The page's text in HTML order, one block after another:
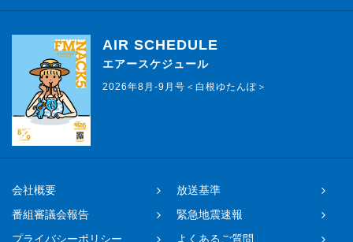
AIR SCHEDULE
エアースケジュール
2026年8月-9月号＜白根ゆたんぽ＞
会社概要
放送基準
番組審議会報告
緊急地震速報
プライバシーポリシー
よくあるご質問